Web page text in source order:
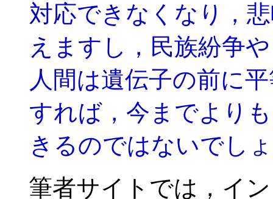
対応できなくなり，
えますし，民族紛争
人間は遺伝子の前に
すれば，今までより
きるのではないでし
筆者サイトでは，イ